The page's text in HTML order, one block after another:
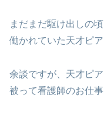
まだまだ駆け出しの
働かれていた天才ピ
余談ですが、天才ピ
被って看護師のお仕